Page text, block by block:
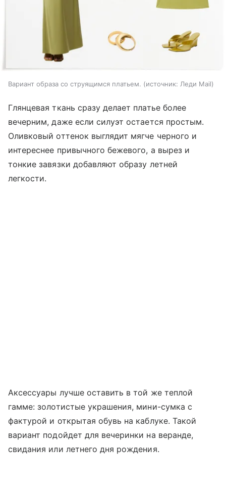
Вариант образа со струящимся платьем. источник: Леди Mail
Глянцевая ткань сразу делает платье более
вечерним, даже если силуэт остается простым.
Оливковый оттенок выглядит мягче черного и
интереснее привычного бежевого, а вырез и
тонкие завязки добавляют образу летней
легкости.
Аксессуары лучше оставить в той же теплой
гамме: золотистые украшения, мини-сумка с
фактурой и открытая обувь на каблуке. Такой
вариант подойдет для вечеринки на веранде,
свидания или летнего дня рождения.